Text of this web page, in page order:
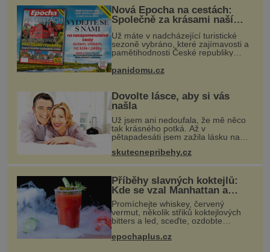
Nová Epocha na cestách:
Společně za krásami naší
vlasti
Už máte v nadcházející turistické
sezoně vybráno, které zajímavosti a
pamětihodnosti České republiky
navštívíte? V prodeji je právě nové
číslo Epochy na cestách, které vám
při rozhodování určitě pomůž
panidomu.cz
Dovolte lásce, aby si vás
našla
Už jsem ani nedoufala, že mě něco
tak krásného potká. Až v
pětapadesáti jsem zažila lásku na
vdávala, když mi bylo dvacet. Oba
jsme byli mladí a byl to tak říkajíc
skutecnepribehy.cz
Příběhy slavných koktejlů:
Kde se vzal Manhattan a
Bloody Mary?
Promíchejte whiskey, červený
vermut, několik střiků koktejlových
bitters a led, sceďte, ozdobte
koktejlovou třešinkou a tadá…
Manhattan je tu! A pokud to má být
epochaplus.cz